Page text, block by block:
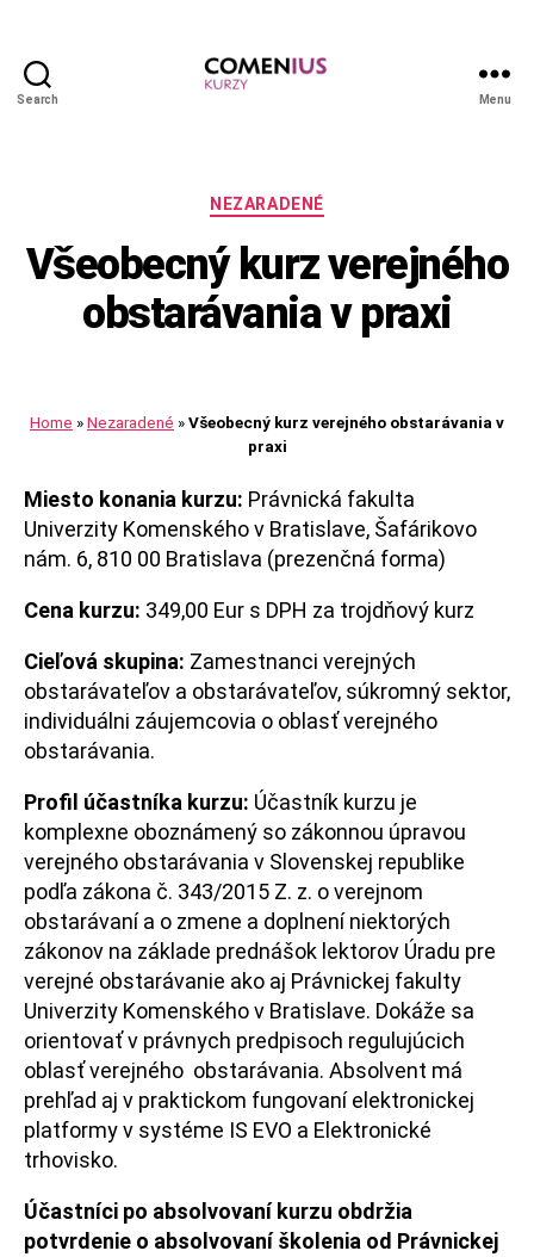
Search Menu
Kategórie
NEZARADENÉ
Všeobecný kurz verejného
obstarávania v praxi
Home »Nezaradené »Všeobecný kurz verejného obstarávania v
praxi
Miesto konania kurzu: Právnická fakulta
Univerzity Komenského v Bratislave, Šafárikovo
nám. 6, 810 00 Bratislava (prezenčná forma)
Cena kurzu: 349,00 Eur s DPH za trojdňový kurz
Cieľová skupina: Zamestnanci verejných
obstarávateľov a obstarávateľov, súkromný sektor,
individuálni záujemcovia o oblasť verejného
obstarávania.
Profil účastníka kurzu: Účastník kurzu je
komplexne oboznámený so zákonnou úpravou
verejného obstarávania v Slovenskej republike
podľa zákona č. 343/2015 Z. z. o verejnom
obstarávaní a o zmene a doplnení niektorých
zákonov na základe prednášok lektorov Úradu pre
verejné obstarávanie ako aj Právnickej fakulty
Univerzity Komenského v Bratislave. Dokáže sa
orientovať v právnych predpisoch regulujúcich
oblasť verejného obstarávania. Absolvent má
prehľad aj v praktickom fungovaní elektronickej
platformy v systéme IS EVO a Elektronické
trhovisko.
Účastníci po absolvovaní kurzu obdržia
potvrdenie o absolvovaní školenia od Právnickej